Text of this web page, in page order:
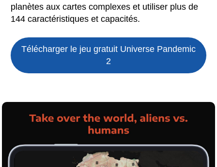
planètes aux cartes complexes et utiliser plus de
144 caractéristiques et capacités.
Télécharger le jeu gratuit Universe Pandemic
2